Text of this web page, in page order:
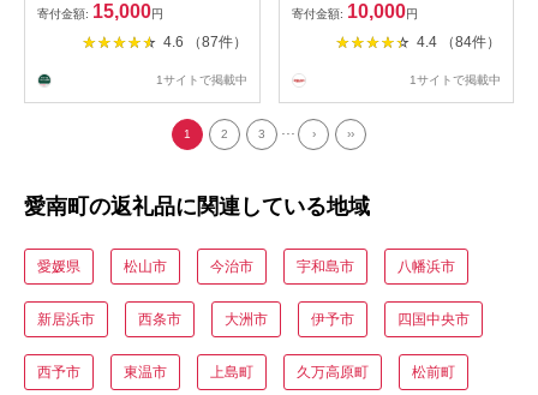
寄付金額: 15,000円
4.6 （87件）
1サイトで掲載中
内晩柑 ふるさと納税 河内晩
柑 みかん 小玉 おいしい ビタ
期間: 2026年3月下旬〜 (なく
寄付金額: 10,000円
4.4 （84件）
1サイトで掲載中
1 2 3 ... › ››
愛南町の返礼品に関連している地域
愛媛県 松山市 今治市 宇和島市 八幡浜市
新居浜市 西条市 大洲市 伊予市 四国中央市
西予市 東温市 上島町 久万高原町 松前町